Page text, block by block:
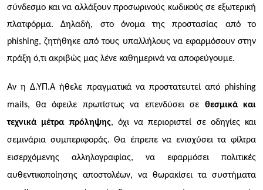
σύνδεσμο και να αλλάξουν προσωρινούς κωδικούς σε εξωτερική
πλατφόρμα. Δηλαδή, στο όνομα της προστασίας από το
phishing, ζητήθηκε από τους υπαλλήλους να εφαρμόσουν στην
πράξη ό,τι ακριβώς μας λένε καθημερινά να αποφεύγουμε.
Αν η Δ.ΥΠ.Α ήθελε πραγματικά να προστατευτεί από phishing
mails, θα όφειλε πρωτίστως να επενδύσει σε θεσμικά και
τεχνικά μέτρα πρόληψης, όχι να περιοριστεί σε οδηγίες και
σεμινάρια συμπεριφοράς. Θα έπρεπε να ενισχύσει τα φίλτρα
εισερχόμενης αλληλογραφίας, να εφαρμόσει πολιτικές
αυθεντικοποίησης αποστολέων, να θωρακίσει τα συστήματα